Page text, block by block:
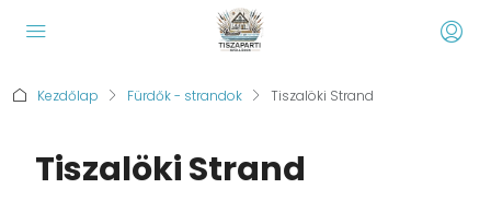
Kezdőlap Fürdők - strandok Tiszalöki Strand
Tiszalöki Strand